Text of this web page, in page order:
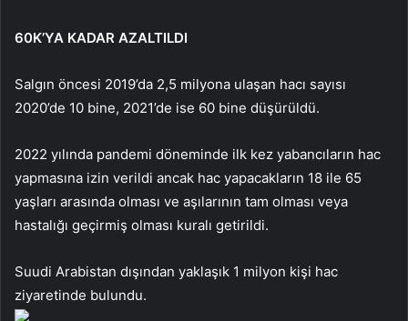
60K’YA KADAR AZALTILDI
Salgın öncesi 2019’da 2,5 milyona ulaşan hacı sayısı
2020’de 10 bine, 2021’de ise 60 bine düşürüldü.
2022 yılında pandemi döneminde ilk kez yabancıların hac
yapmasına izin verildi ancak hac yapacakların 18 ile 65
yaşları arasında olması ve aşılarının tam olması veya
hastalığı geçirmiş olması kuralı getirildi.
Suudi Arabistan dışından yaklaşık 1 milyon kişi hac
ziyaretinde bulundu.